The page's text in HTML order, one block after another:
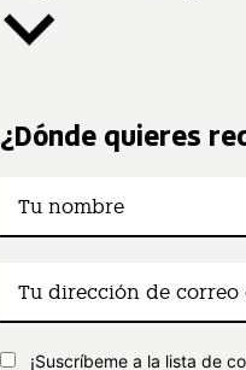
¿Dónde quieres
¡Suscríbeme a la lista de